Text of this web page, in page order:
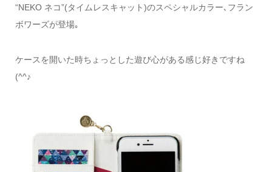
“NEKO ネコ”(タイムレスキャット)のスペシャルカラー､フラン
ボワーズが登場｡
ケースを開いた時ちょっとした遊び心がある感じ好きですね
(^^♪